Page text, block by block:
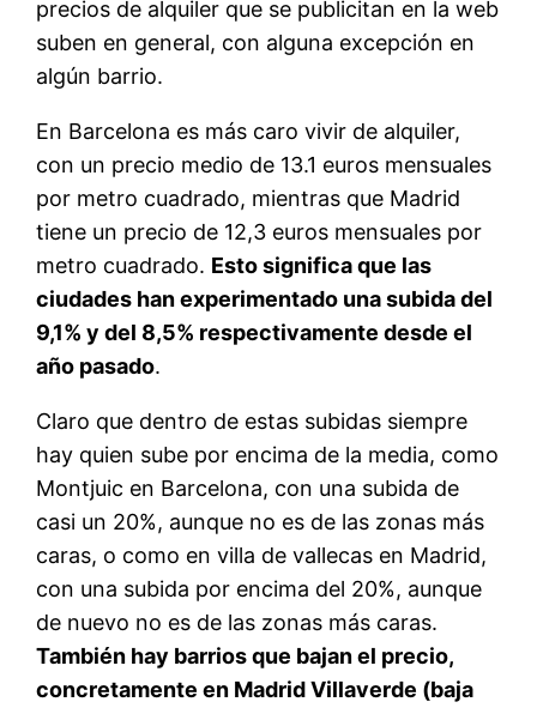
precios de alquiler que se publicitan en la web
suben en general, con alguna excepción en
algún barrio.
En Barcelona es más caro vivir de alquiler,
con un precio medio de 13.1 euros mensuales
por metro cuadrado, mientras que Madrid
tiene un precio de 12,3 euros mensuales por
metro cuadrado. Esto significa que las
ciudades han experimentado una subida del
9,1% y del 8,5% respectivamente desde el
año pasado.
Claro que dentro de estas subidas siempre
hay quien sube por encima de la media, como
Montjuic en Barcelona, con una subida de
casi un 20%, aunque no es de las zonas más
caras, o como en villa de vallecas en Madrid,
con una subida por encima del 20%, aunque
de nuevo no es de las zonas más caras.
También hay barrios que bajan el precio,
concretamente en Madrid Villaverde (baja